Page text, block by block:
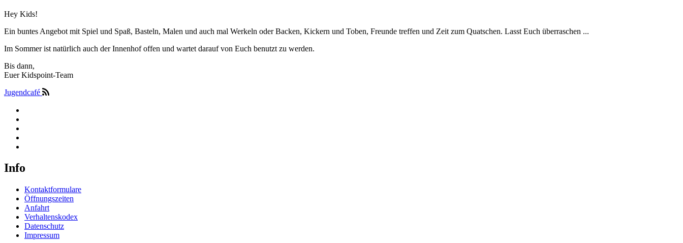
Hey Kids!
Ein buntes Angebot mit Spiel und Spaß, Basteln, Malen und auch mal Werkeln oder Backen, Kickern und Toben, Freunde treffen und Zeit zum Quatschen. Lasst Euch überraschen ...
Im Sommer ist natürlich auch der Innenhof offen und wartet darauf von Euch benutzt zu werden.
Bis dann,
Euer Kidspoint-Team
Jugendcafé
Info
Kontaktformulare
Öffnungszeiten
Anfahrt
Verhaltenskodex
Datenschutz
Impressum